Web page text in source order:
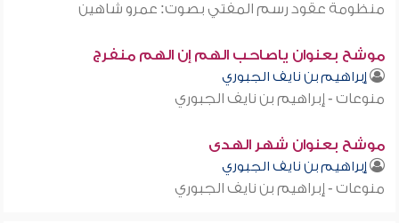
منظومة عقود رسم المفتي بصوت: عمرو شاهين
موشح بعنوان ياصاحب الهم إن الهم منفرج
إبراهيم بن نايف الجبوري
منوعات - إبراهيم بن نايف الجبوري
موشح بعنوان شهر الهدى
إبراهيم بن نايف الجبوري
منوعات - إبراهيم بن نايف الجبوري